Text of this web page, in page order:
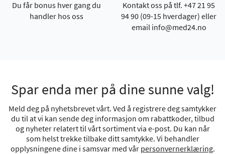
Du får bonus hver gang du
handler hos oss
Kontakt oss på tlf. +47 21 95
94 90 (09-15 hverdager) eller
email info@med24.no
Spar enda mer på dine sunne valg!
Meld deg på nyhetsbrevet vårt. Ved å registrere deg samtykker
du til at vi kan sende deg informasjon om rabattkoder, tilbud
og nyheter relatert til vårt sortiment via e-post. Du kan når
som helst trekke tilbake ditt samtykke. Vi behandler
opplysningene dine i samsvar med vår personvernerklæring.